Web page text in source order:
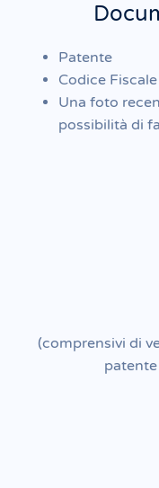
Patente
Codice Fiscale
Una foto
possibilità di
(comprensivi di
patente